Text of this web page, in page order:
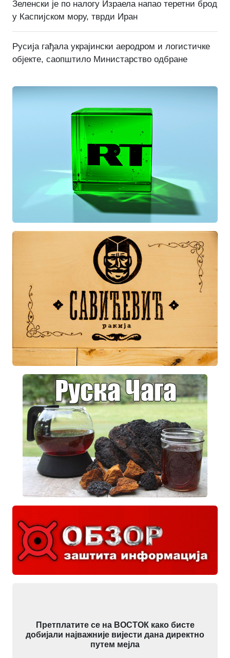
Зеленски је по налогу Израела напао теретни брод
у Каспијском мору, тврди Иран
Русија гађала украјински аеродром и логистичке
објекте, саопштило Министарство одбране
Претплатите се на ВОСТОК како бисте
добијали најважније вијести дана директно
путем мејла